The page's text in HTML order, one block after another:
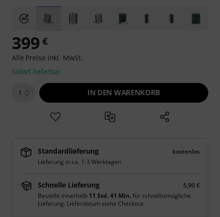
399 €
Alle Preise inkl. MwSt.
Sofort lieferbar
1 IN DEN WARENKORB
Standardlieferung
kostenlos
Lieferung in ca. 1-3 Werktagen
Schnelle Lieferung
5,90 €
Bestelle innerhalb 11 Std. 41 Min.für schnellstmögliche
Lieferung. Lieferdatum siehe Checkout.